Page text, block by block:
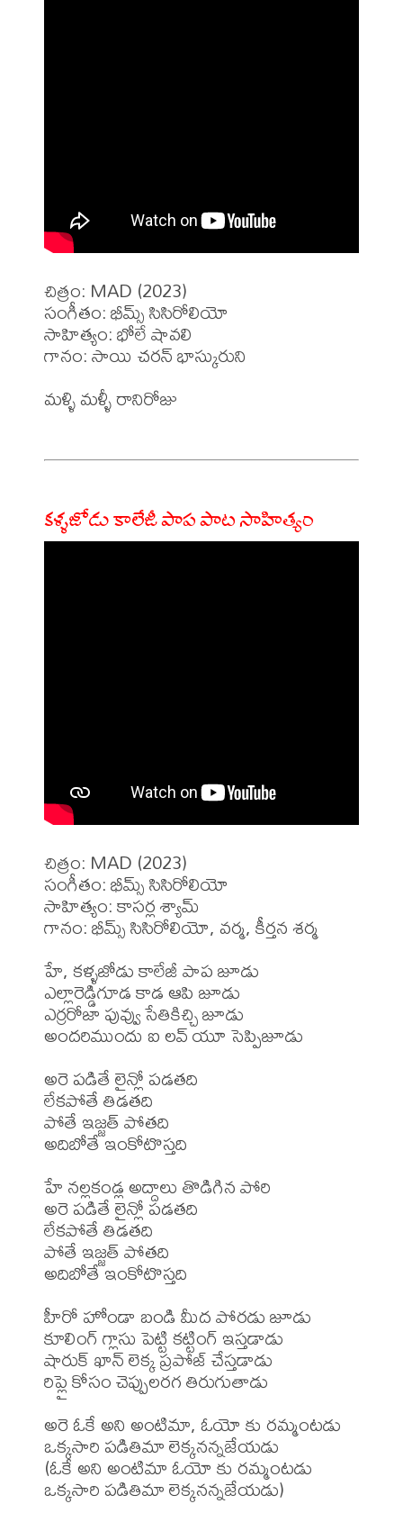
చిత్రం: MAD (2023)
సంగీతం: భీమ్స్ సిసిరోలియో
సాహిత్యం: భోలే షావలి
గానం: సాయి చరన్ భాస్కురుని
మళ్ళి మళ్ళీ రానిరోజు
కళ్ళజోడు కాలేజీ పాప పాట సాహిత్యం
చిత్రం: MAD (2023)
సంగీతం: భీమ్స్ సిసిరోలియో
సాహిత్యం: కాసర్ల శ్యామ్
గానం: భీమ్స్ సిసిరోలియో, వర్మ, కీర్తన శర్మ
హే, కళ్ళజోడు కాలేజీ పాప జూడు
ఎల్లారెడ్డిగూడ కాడ ఆపి జూడు
ఎర్రరోజా పువ్వు సేతికిచ్చి జూడు
అందరిముందు ఐ లవ్ యూ సెప్పిజూడు
అరె పడితే లైన్లో పడతది
లేకపోతే తిడతది
పోతే ఇజ్జత్ పోతది
అదిబోతే ఇంకోటొస్తది
హే నల్లకండ్ల అద్దాలు తొడిగిన పోరి
అరె పడితే లైన్లో పడతది
లేకపోతే తిడతది
పోతే ఇజ్జత్ పోతది
అదిబోతే ఇంకోటొస్తది
హీరో హోండా బండి మీద పోరడు జూడు
కూలింగ్ గ్లాసు పెట్టి కట్టింగ్ ఇస్తడాడు
షారుక్ ఖాన్ లెక్క ప్రపోజ్ చేస్తడాడు
రిప్లై కోసం చెప్పులరగ తిరుగుతాడు
అరె ఓకే అని అంటిమా, ఓయో కు రమ్మంటడు
ఒక్కసారి పడితిమా లెక్కనన్నజేయడు
(ఓకే అని అంటిమా ఓయో కు రమ్మంటడు
ఒక్కసారి పడితిమా లెక్కనన్నజేయడు)